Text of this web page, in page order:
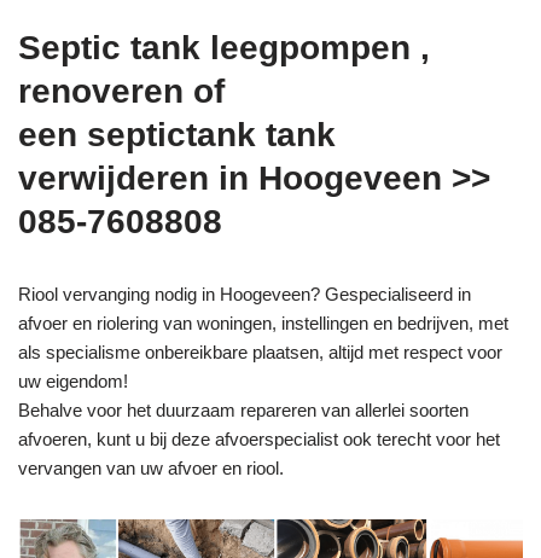
Septic tank leegpompen ,
renoveren of
een septictank tank
verwijderen in Hoogeveen >>
085-7608808
Riool vervanging nodig in Hoogeveen? Gespecialiseerd in
afvoer en riolering van woningen, instellingen en bedrijven, met
als specialisme onbereikbare plaatsen, altijd met respect voor
uw eigendom!
Behalve voor het duurzaam repareren van allerlei soorten
afvoeren, kunt u bij deze afvoerspecialist ook terecht voor het
vervangen van uw afvoer en riool.